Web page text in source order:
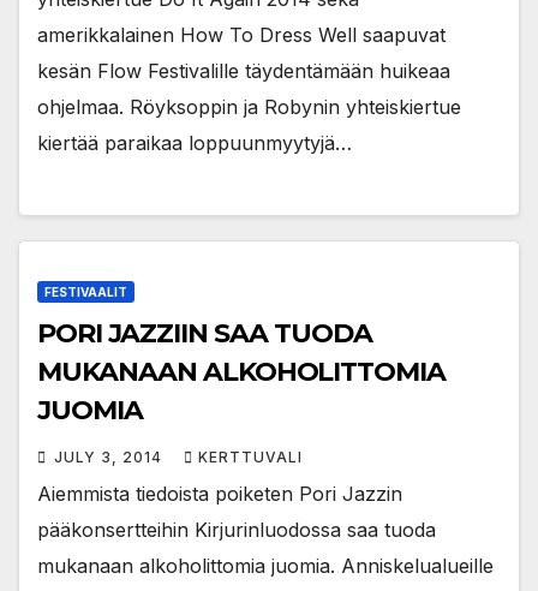
amerikkalainen How To Dress Well saapuvat
kesän Flow Festivalille täydentämään huikeaa
ohjelmaa. Röyksoppin ja Robynin yhteiskiertue
kiertää paraikaa loppuunmyytyjä…
FESTIVAALIT
PORI JAZZIIN SAA TUODA
MUKANAAN ALKOHOLITTOMIA
JUOMIA
JULY 3, 2014 KERTTUVALI
Aiemmista tiedoista poiketen Pori Jazzin
pääkonsertteihin Kirjurinluodossa saa tuoda
mukanaan alkoholittomia juomia. Anniskelualueille